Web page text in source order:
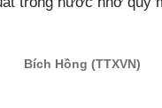
Bích Hồng (TTXVN)